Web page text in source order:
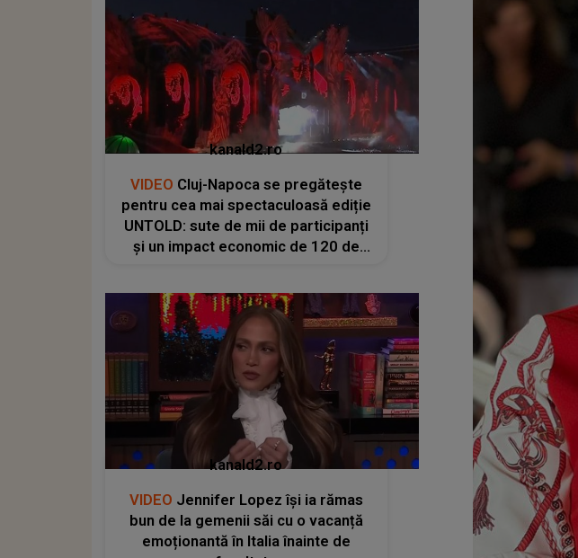
kanald2.ro
VIDEO Cluj-Napoca se pregătește
pentru cea mai spectaculoasă ediție
UNTOLD: sute de mii de participanți
și un impact economic de 120 de
kanald2.ro
VIDEO Jennifer Lopez își ia rămas
bun de la gemenii săi cu o vacanță
emoționantă în Italia înainte de